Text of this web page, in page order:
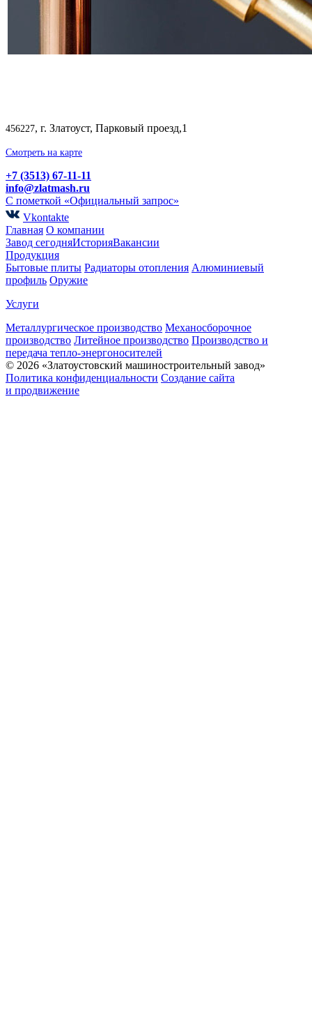
456227, г. Златоуст, Парковый проезд,1
Смотреть на карте
+7 (3513) 67-11-11
info@zlatmash.ru
С пометкой «Официальный запрос»
Vkontakte
Главная О компании
Завод сегодняИсторияВакансии
Продукция
Бытовые плиты Радиаторы отопления Алюминиевый
профиль Оружие
Услуги
Металлургическое производство Механосборочное
производство Литейное производство Производство и
передача тепло-энергоносителей
© 2026 «Златоустовский машиностроительный завод»
Политика конфиденциальности Создание сайта
и продвижение